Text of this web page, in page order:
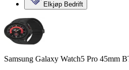
Elkjøp Bedrift
Samsung Galaxy Watch5 Pro 45mm